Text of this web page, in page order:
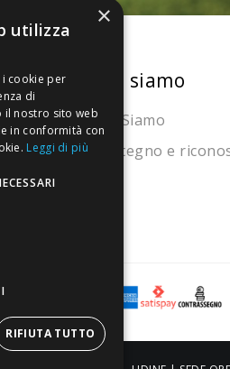
Chi siamo
Chi Siamo
Sostegno e
×
utilizza
cookie per
di
il nostro sito web
in conformità con
Leggi di più
RIFIUTA TUTTO